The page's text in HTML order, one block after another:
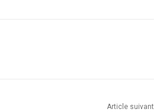
Article suivant